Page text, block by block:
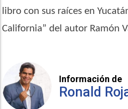
libro con sus raíces en
California” del autor Ramón
Información de
Ronald